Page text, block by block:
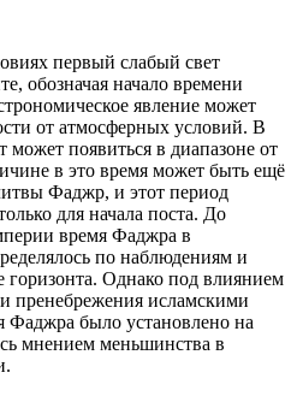
первый слабый свет
обозначая начало времени
явление может
от атмосферных условий. В
может появиться в диапазоне от
в это время может быть ещё
Фаджр, и этот период
для начала поста. До
время Фаджра в
по наблюдениям и
горизонта. Однако под влиянием
пренебрежения исламскими
Фаджра было установлено на
мнением меньшинства в